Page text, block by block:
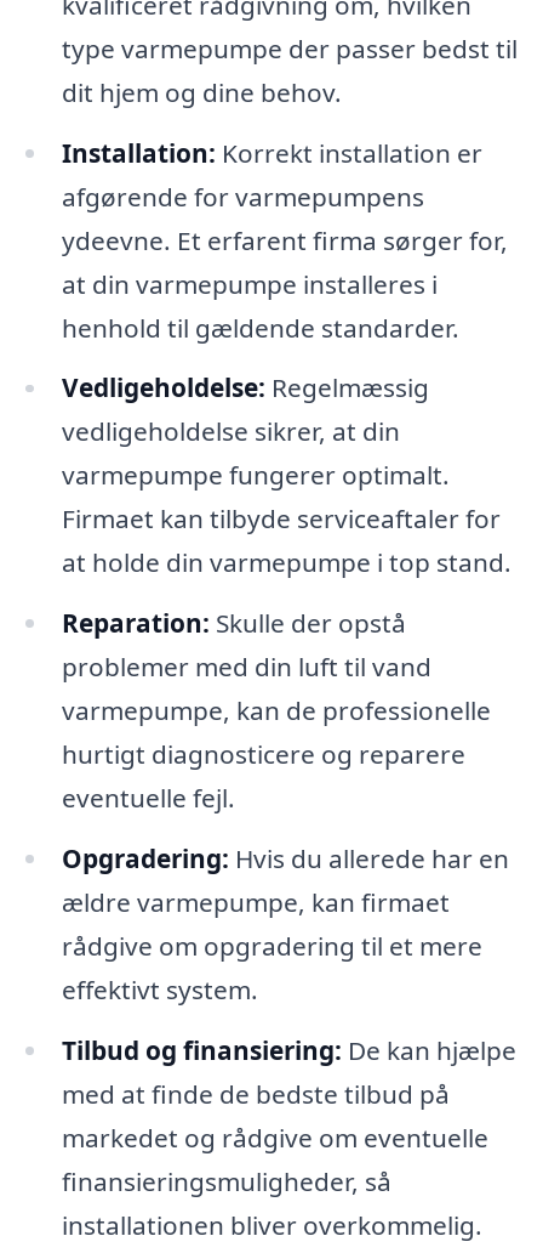
type varmepumpe der passer bedst til
dit hjem og dine behov.
Installation: Korrekt installation er
afgørende for varmepumpens
ydeevne. Et erfarent firma sørger for,
at din varmepumpe installeres i
henhold til gældende standarder.
Vedligeholdelse: Regelmæssig
vedligeholdelse sikrer, at din
varmepumpe fungerer optimalt.
Firmaet kan tilbyde serviceaftaler for
at holde din varmepumpe i top stand.
Reparation: Skulle der opstå
problemer med din luft til vand
varmepumpe, kan de professionelle
hurtigt diagnosticere og reparere
eventuelle fejl.
Opgradering: Hvis du allerede har en
ældre varmepumpe, kan firmaet
rådgive om opgradering til et mere
effektivt system.
Tilbud og finansiering: De kan hjælpe
med at finde de bedste tilbud på
markedet og rådgive om eventuelle
finansieringsmuligheder, så
installationen bliver overkommelig.